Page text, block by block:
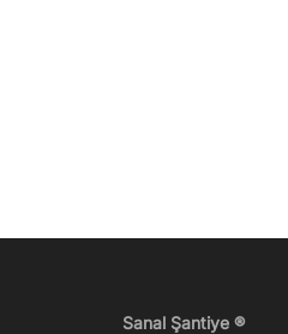
Sanal Şantiye ®